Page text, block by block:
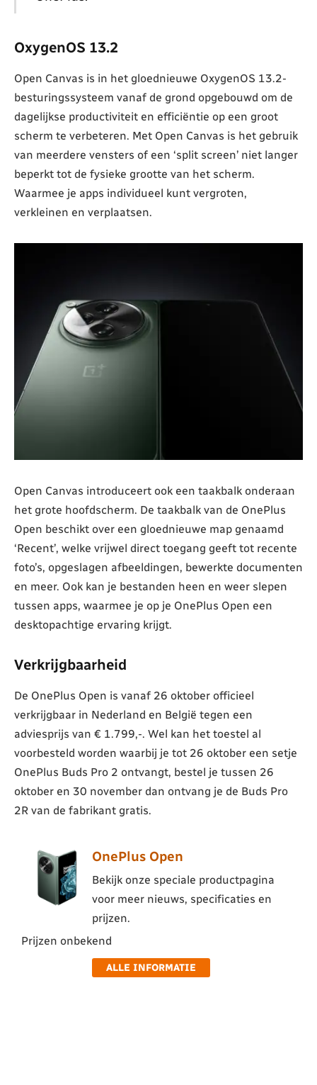
OxygenOS 13.2
Open Canvas is in het gloednieuwe OxygenOS 13.2-
besturingssysteem vanaf de grond opgebouwd om de
dagelijkse productiviteit en efficiëntie op een groot
scherm te verbeteren. Met Open Canvas is het gebruik
van meerdere vensters of een ‘split screen’ niet langer
beperkt tot de fysieke grootte van het scherm.
Waarmee je apps individueel kunt vergroten,
verkleinen en verplaatsen.
Open Canvas introduceert ook een taakbalk onderaan
het grote hoofdscherm. De taakbalk van de OnePlus
Open beschikt over een gloednieuwe map genaamd
‘Recent’, welke vrijwel direct toegang geeft tot recente
foto’s, opgeslagen afbeeldingen, bewerkte documenten
en meer. Ook kan je bestanden heen en weer slepen
tussen apps, waarmee je op je OnePlus Open een
desktopachtige ervaring krijgt.
Verkrijgbaarheid
De OnePlus Open is vanaf 26 oktober officieel
verkrijgbaar in Nederland en België tegen een
adviesprijs van € 1.799,-. Wel kan het toestel al
voorbesteld worden waarbij je tot 26 oktober een setje
OnePlus Buds Pro 2 ontvangt, bestel je tussen 26
oktober en 30 november dan ontvang je de Buds Pro
2R van de fabrikant gratis.
OnePlus Open
Bekijk onze speciale productpagina
voor meer nieuws, specificaties en
prijzen.
Prijzen onbekend
ALLE INFORMATIE